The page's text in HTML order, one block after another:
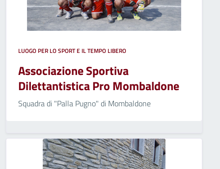
LUOGO PER LO SPORT E IL TEMPO LIBERO
Associazione Sportiva
Dilettantistica Pro Mombaldone
Squadra di "Palla Pugno" di Mombaldone